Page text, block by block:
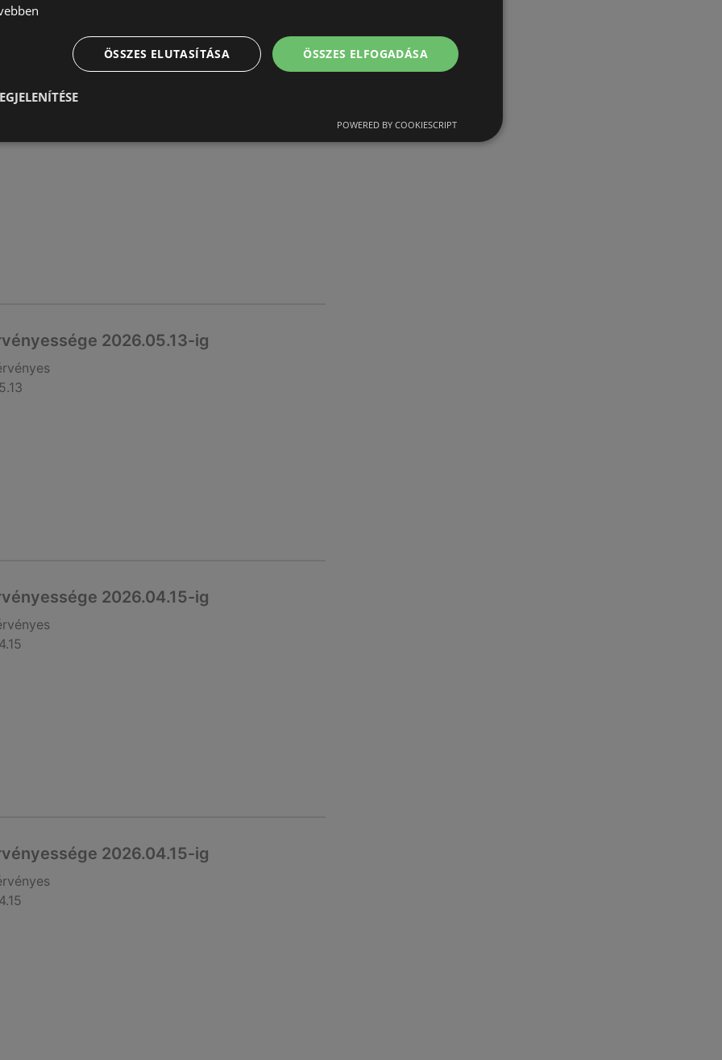
2026.05.13-ig
2026.05.13-ig
2026.04.15-ig
2026.04.15-ig
ÖSSZES ELFOGADÁSA
ÖSSZES ELUTASÍTÁSA
POWERED BY COOKIESCRIPT